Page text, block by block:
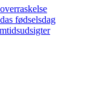
fødselsdag